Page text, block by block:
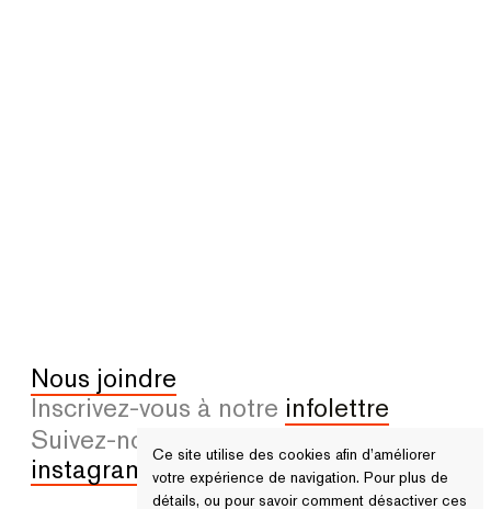
Nous joindre
Inscrivez-vous à notre infolettre
Suivez-nous sur
instagram
Ce site utilise des cookies afin d’améliorer
votre expérience de navigation. Pour plus de
détails, ou pour savoir comment désactiver ces